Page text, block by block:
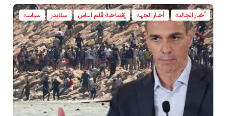
أخبار الجالية أخبار الجهة إفتتاحية قلم الناس سلايدر سياسة